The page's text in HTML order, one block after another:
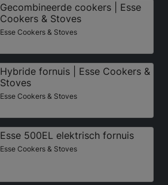
Gecombineerde cookers | Esse
Cookers & Stoves
Esse Cookers & Stoves
Hybride fornuis | Esse Cookers &
Stoves
Esse Cookers & Stoves
Esse 500EL elektrisch fornuis
Esse Cookers & Stoves